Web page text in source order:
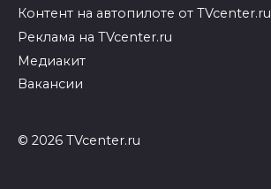
Контент на автопилоте от TVcenter.ru
Реклама на TVcenter.ru
Медиакит
Вакансии
© 2026 TVcenter.ru